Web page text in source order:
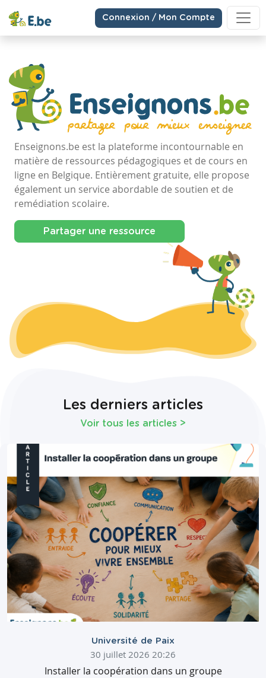
Connexion / Mon Compte
Enseignons.be est la plateforme incontournable en
matière de ressources pédagogiques et de cours en
ligne en Belgique. Entièrement gratuite, elle propose
également un service abordable de soutien et de
remédiation scolaire.
Partager une ressource
Les derniers articles
Voir tous les articles >
Université de Paix
30 juillet 2026 20:26
Installer la coopération dans un groupe